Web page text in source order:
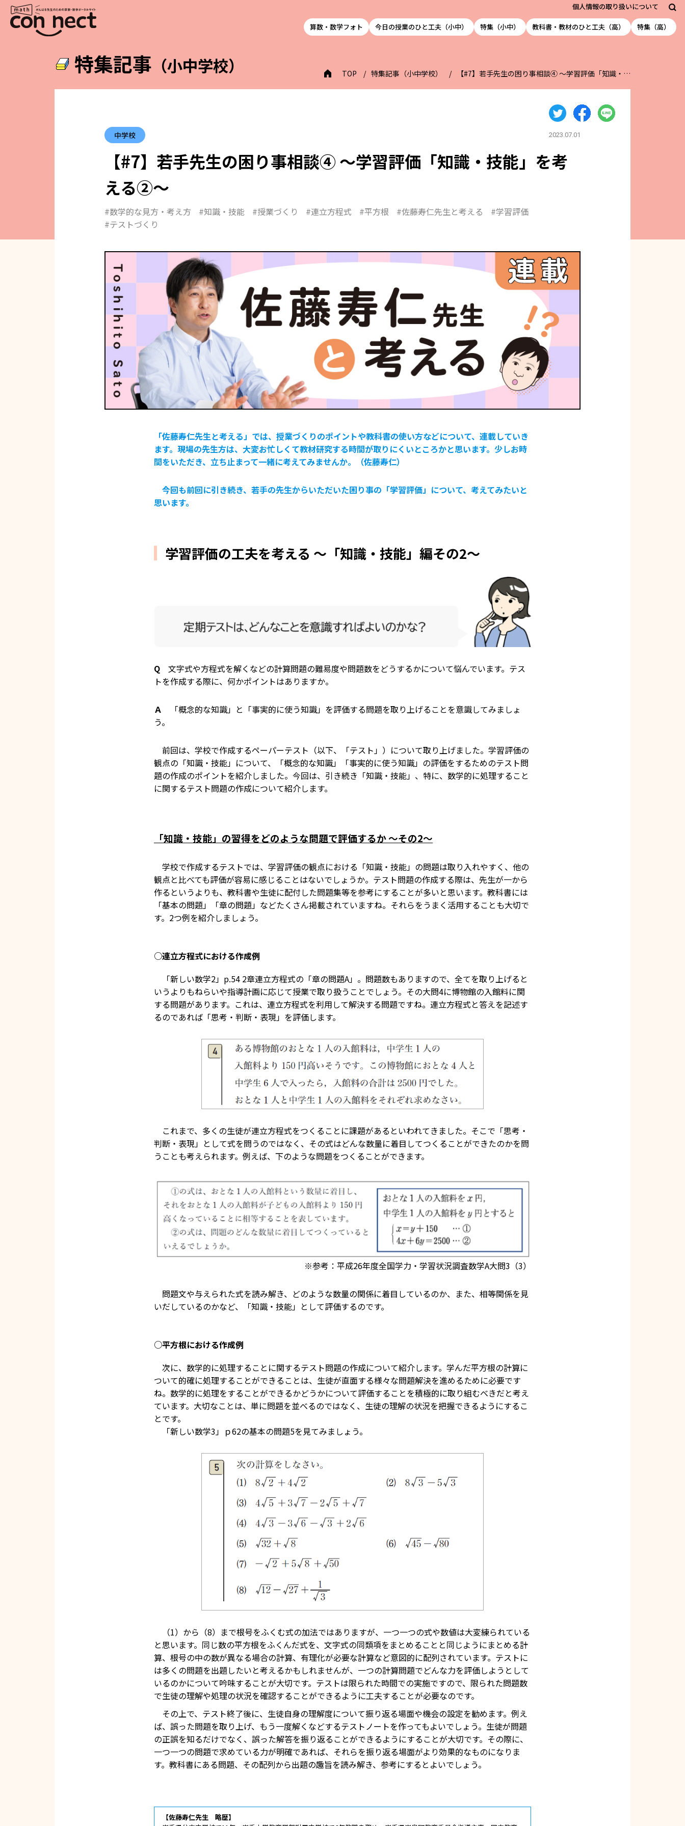
個人情報の取り扱いについて
算数・数学フォト 今日の授業のひと工夫（小中） 特集（小中） 教科書・教材のひと工夫（高） 特集（高）
特集記事 （小中学校） TOP 特集記事（小中学校） 【#7】若手先生の困り事相談➃ ～学習評価「知識・…
中学校 2023.07.01
【#7】若手先生の困り事相談➃ ～学習評価「知識・技能」を考
える②～
#数学的な見方・考え方 #知識・技能 #授業づくり #連立方程式 #平方根 #佐藤寿仁先生と考える
#学習評価
#テストづくり
「佐藤寿仁先生と考える」では、授業づくりのポイントや教科書の使い方などについて、連載していき
ます。現場の先生方は、大変お忙しくて教材研究する時間が取りにくいところかと思います。少しお時
間をいただき、立ち止まって一緒に考えてみませんか。（佐藤寿仁）
今回も前回に引き続き、若手の先生からいただいた困り事の「学習評価」について、考えてみたいと
思います。
学習評価の工夫を考える 〜「知識・技能」編その2〜
Q 文字式や方程式を解くなどの計算問題の難易度や問題数をどうするかについて悩んでいます。テス
トを作成する際に、何かポイントはありますか。
Ａ 「概念的な知識」と「事実的に使う知識」を評価する問題を取り上げることを意識してみましょ
う。
前回は、学校で作成するペーパーテスト（以下、「テスト」）について取り上げました。学習評価の
観点の「知識・技能」について、「概念的な知識」「事実的に使う知識」の評価をするためのテスト問
題の作成のポイントを紹介しました。今回は、引き続き「知識・技能」、特に、数学的に処理すること
に関するテスト問題の作成について紹介します。
「知識・技能」の習得をどのような問題で評価するか 〜その2〜
学校で作成するテストでは、学習評価の観点における「知識・技能」の問題は取り入れやすく、他の
観点と比べても評価が容易に感じることはないでしょうか。テスト問題の作成する際は、先生が一から
作るというよりも、教科書や生徒に配付した問題集等を参考にすることが多いと思います。教科書には
「基本の問題」「章の問題」などたくさん掲載されていますね。それらをうまく活用することも大切で
す。2つ例を紹介しましょう。
○連立方程式における作成例
「新しい数学2」p.54 2章連立方程式の「章の問題A」。問題数もありますので、全てを取り上げると
いうよりもねらいや指導計画に応じて授業で取り扱うことでしょう。その大問4に博物館の入館料に関
する問題があります。これは、連立方程式を利用して解決する問題ですね。連立方程式と答えを記述す
るのであれば「思考・判断・表現」を評価します。
これまで、多くの生徒が連立方程式をつくることに課題があるといわれてきました。そこで「思考・
判断・表現」として式を問うのではなく、その式はどんな数量に着目してつくることができたのかを問
うことも考えられます。例えば、下のような問題をつくることができます。
※参考：平成26年度全国学力・学習状況調査数学A大問3（3）
問題文や与えられた式を読み解き、どのような数量の関係に着目しているのか、また、相等関係を見
いだしているのかなど、「知識・技能」として評価するのです。
○平方根における作成例
次に、数学的に処理することに関するテスト問題の作成について紹介します。学んだ平方根の計算に
ついて的確に処理することができることは、生徒が直面する様々な問題解決を進めるために必要です
ね。数学的に処理をすることができるかどうかについて評価することを積極的に取り組むべきだと考え
ています。大切なことは、単に問題を並べるのではなく、生徒の理解の状況を把握できるようにするこ
とです。
「新しい数学3」ｐ62の基本の問題5を見てみましょう。
（1）から（8）まで根号をふくむ式の加法ではありますが、一つ一つの式や数値は大変練られている
と思います。同じ数の平方根をふくんだ式を、文字式の同類項をまとめることと同じようにまとめる計
算、根号の中の数が異なる場合の計算、有理化が必要な計算など意図的に配列されています。テストに
は多くの問題を出題したいと考えるかもしれませんが、一つの計算問題でどんな力を評価しようとして
いるのかについて吟味することが大切です。テストは限られた時間での実施ですので、限られた問題数
で生徒の理解や処理の状況を確認することができるように工夫することが必要なのです。
その上で、テスト終了後に、生徒自身の理解度について振り返る場面や機会の設定を勧めます。例え
ば、誤った問題を取り上げ、もう一度解くなどするテストノートを作ってもよいでしょう。生徒が問題
の正誤を知るだけでなく、誤った解答を振り返ることができるようにすることが大切です。その際に、
一つ一つの問題で求めている力が明確であれば、それらを振り返る場面がより効果的なものになりま
す。教科書にある問題、その配列から出題の趣旨を読み解き、参考にするとよいでしょう。
【佐藤寿仁先生 略歴】